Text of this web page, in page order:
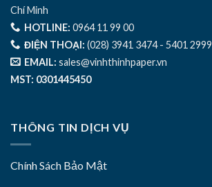
Chí Minh
HOTLINE: 0964 11 99 00
ĐIỆN THOẠI: (028) 3941 3474 - 5401 2999
EMAIL: sales@vinhthinhpaper.vn
MST: 0301445450
THÔNG TIN DỊCH VỤ
Chính Sách Bảo Mật